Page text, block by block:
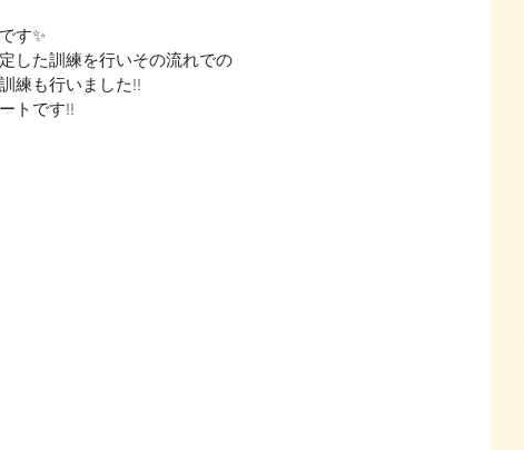
す✨
した訓練を行いその流れでの
練も行いました!!
トです!!